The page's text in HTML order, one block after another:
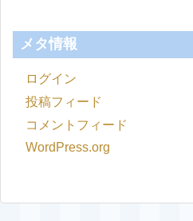
メタ情報
ログイン
投稿フィード
コメントフィード
WordPress.org